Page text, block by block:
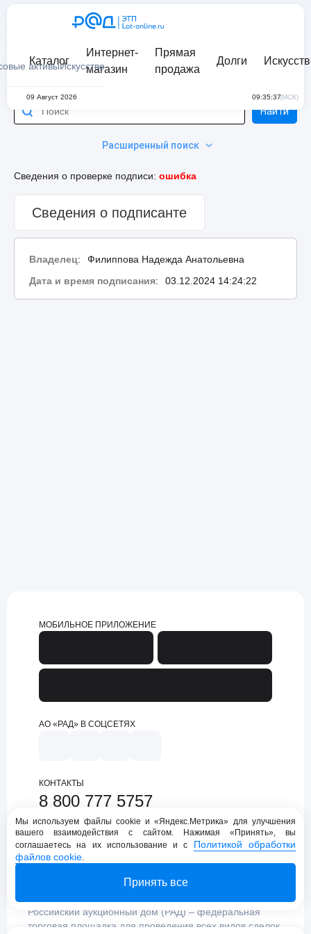
активыИскусство
Каталог
Интернет-
магазин
Прямая
продажа
Долги
09 Август 2026 09:35:37(МСК)
Расширенный поиск
Найти
Сведения о проверке подписи: ошибка
Сведения о подписанте
Владелец:
Филиппова Надежда Анатольевна
Дата и время подписания: 03.12.2024 14:24:22
МОБИЛЬНОЕ ПРИЛОЖЕНИЕ
АО «РАД» В СОЦСЕТЯХ
КОНТАКТЫ
8 800 777 5757
support@lot-online.ru
Техническая поддержка
Российский аукционный дом (РАД) – федеральная
торговая площадка для проведения всех видов сделок
Мы используем файлы cookie и «Яндекс.Метрика» для улучшения
вашего взаимодействия с сайтом. Нажимая «Принять», вы
соглашаетесь на их использование и с Политикой обработки
файлов cookie.
Принять все